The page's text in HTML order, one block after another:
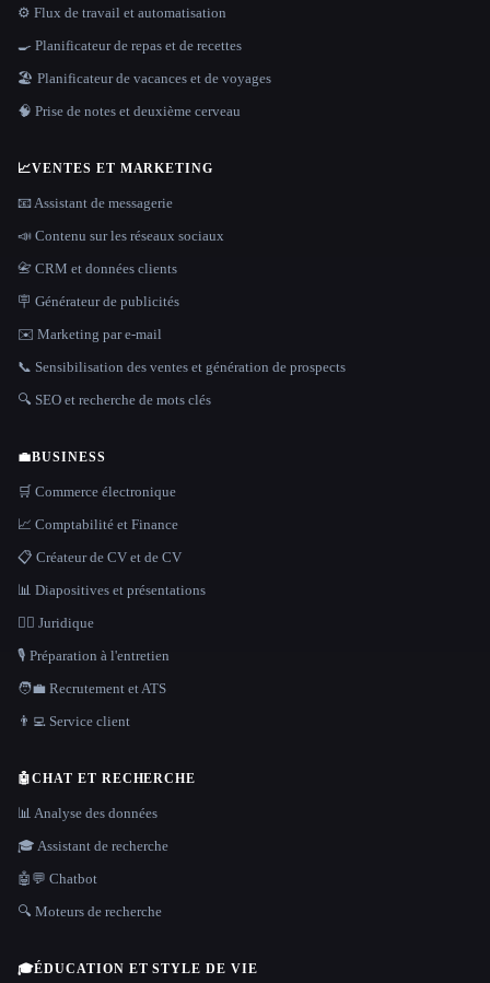
⚙️ Flux de travail et automatisation
🍳 Planificateur de repas et de recettes
🏖 Planificateur de vacances et de voyages
🧠 Prise de notes et deuxième cerveau
📈VENTES ET MARKETING
📧 Assistant de messagerie
📣 Contenu sur les réseaux sociaux
📇 CRM et données clients
🪧 Générateur de publicités
✉️ Marketing par e-mail
📞 Sensibilisation des ventes et génération de prospects
🔍 SEO et recherche de mots clés
💼BUSINESS
🛒 Commerce électronique
📈 Comptabilité et Finance
📋 Créateur de CV et de CV
📊 Diapositives et présentations
👩‍⚖️ Juridique
🎙️ Préparation à l'entretien
🧑‍💼 Recrutement et ATS
👨‍💻 Service client
🤖CHAT ET RECHERCHE
📊 Analyse des données
🎓 Assistant de recherche
🤖💬 Chatbot
🔍 Moteurs de recherche
🎓ÉDUCATION ET STYLE DE VIE